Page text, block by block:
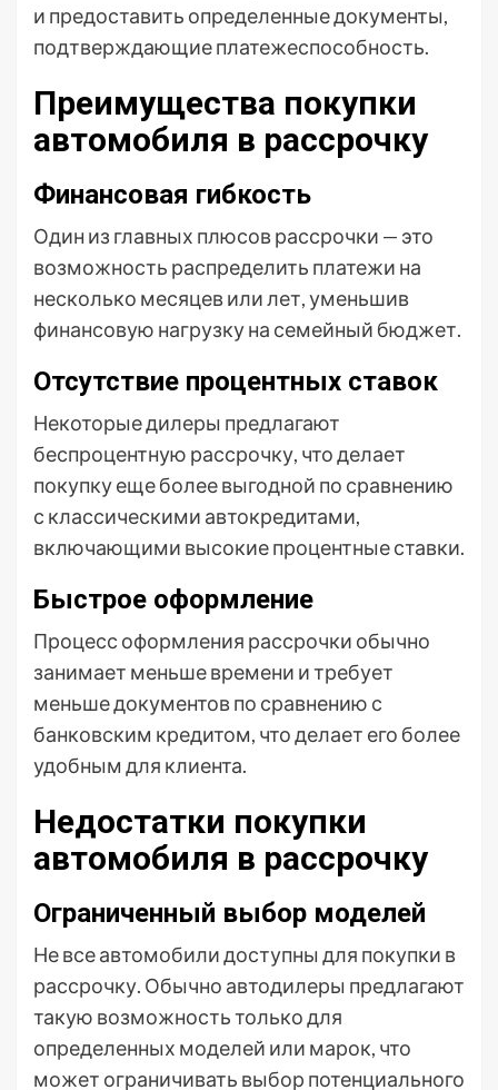
и предоставить определенные документы,
подтверждающие платежеспособность.
Преимущества покупки
автомобиля в рассрочку
Финансовая гибкость
Один из главных плюсов рассрочки — это
возможность распределить платежи на
несколько месяцев или лет, уменьшив
финансовую нагрузку на семейный бюджет.
Отсутствие процентных ставок
Некоторые дилеры предлагают
беспроцентную рассрочку, что делает
покупку еще более выгодной по сравнению
с классическими автокредитами,
включающими высокие процентные ставки.
Быстрое оформление
Процесс оформления рассрочки обычно
занимает меньше времени и требует
меньше документов по сравнению с
банковским кредитом, что делает его более
удобным для клиента.
Недостатки покупки
автомобиля в рассрочку
Ограниченный выбор моделей
Не все автомобили доступны для покупки в
рассрочку. Обычно автодилеры предлагают
такую возможность только для
определенных моделей или марок, что
может ограничивать выбор потенциального